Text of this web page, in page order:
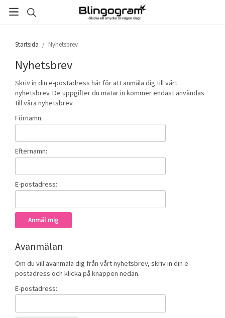
Startsida / Nyhetsbrev
Nyhetsbrev
Skriv in din e-postadress här för att anmäla dig till vårt
nyhetsbrev. De uppgifter du matar in kommer endast användas
till våra nyhetsbrev.
Förnamn:
Efternamn:
E-postadress:
Avanmälan
Om du vill avanmäla dig från vårt nyhetsbrev, skriv in din e-
postadress och klicka på knappen nedan.
E-postadress: